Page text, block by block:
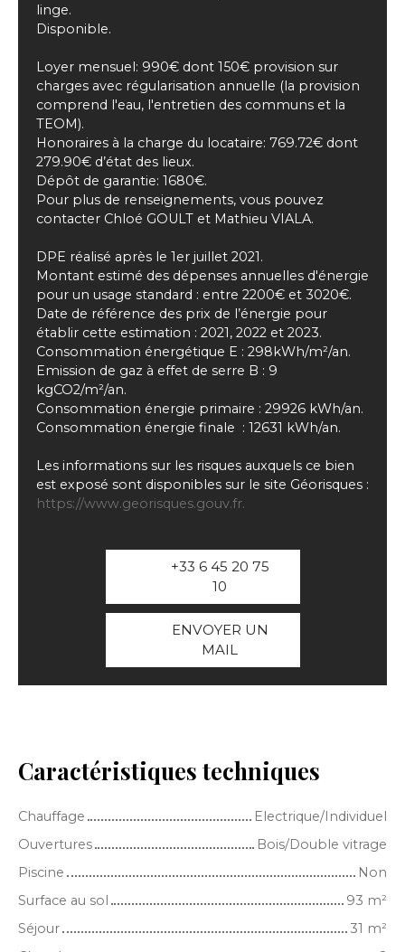
linge.
Disponible.
Loyer mensuel: 990€ dont 150€ provision sur
charges avec régularisation annuelle (la provision
comprend l'eau, l'entretien des communs et la
TEOM).
Honoraires à la charge du locataire: 769.72€ dont
279.90€ d’état des lieux.
Dépôt de garantie: 1680€.
Pour plus de renseignements, vous pouvez
contacter Chloé GOULT et Mathieu VIALA.
DPE réalisé après le 1er juillet 2021.
Montant estimé des dépenses annuelles d'énergie
pour un usage standard : entre 2200€ et 3020€.
Date de référence des prix de l’énergie pour
établir cette estimation : 2021, 2022 et 2023.
Consommation énergétique E : 298kWh/m²/an.
Emission de gaz à effet de serre B : 9
kgCO2/m²/an.
Consommation énergie primaire : 29926 kWh/an.
Consommation énergie finale : 12631 kWh/an.
Les informations sur les risques auxquels ce bien
est exposé sont disponibles sur le site Géorisques :
https://www.georisques.gouv.fr.
+33 6 45 20 75
10
ENVOYER UN
MAIL
Caractéristiques techniques
Chauffage
Electrique/Individuel
Ouvertures
Bois/Double vitrage
Piscine
Non
Surface au sol
93 m²
Séjour
31 m²